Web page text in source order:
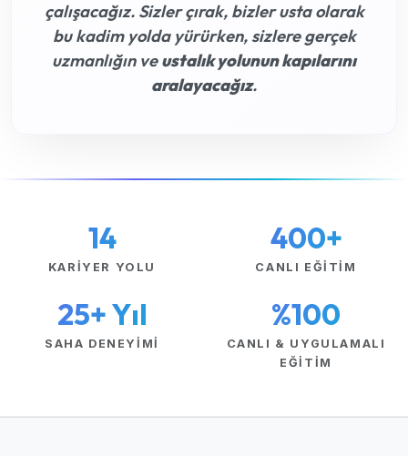
çalışacağız. Sizler çırak, bizler usta olarak
bu kadim yolda yürürken, sizlere gerçek
uzmanlığın veustalık yolunun kapılarını
aralayacağız.
14
KARIYER YOLU
400+
CANLI EĞITIM
25+ Yıl
SAHA DENEYIMI
%100
CANLI & UYGULAMALI
EĞITIM